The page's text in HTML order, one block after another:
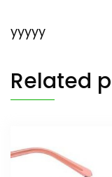
yyyyy
Related